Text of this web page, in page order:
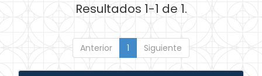
Resultados 1-1 de 1.
Anterior 1 Siguiente